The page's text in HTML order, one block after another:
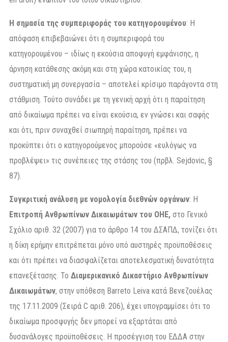
Η σημασία της συμπεριφοράς του κατηγορουμένου: Η
απόφαση επιβεβαιώνει ότι η συμπεριφορά του
κατηγορουμένου – ιδίως η εκούσια αποφυγή εμφάνισης, η
άρνηση κατάθεσης ακόμη και στη χώρα κατοικίας του, η
συστηματική μη συνεργασία – αποτελεί κρίσιμο παράγοντα στη
στάθμιση. Τούτο συνάδει με τη γενική αρχή ότι η παραίτηση
από δικαίωμα πρέπει να είναι εκούσια, εν γνώσει και σαφής
και ότι, πριν συναχθεί σιωπηρή παραίτηση, πρέπει να
προκύπτει ότι ο κατηγορούμενος μπορούσε «ευλόγως να
προβλέψει» τις συνέπειες της στάσης του (πρβλ. Sejdovic, §
87).
Συγκριτική ανάλυση με νομολογία διεθνών οργάνων: Η
Επιτροπή Ανθρωπίνων Δικαιωμάτων του ΟΗΕ, στο Γενικό
Σχόλιο αριθ. 32 (2007) για το άρθρο 14 του ΔΣΑΠΔ, τονίζει ότι
η δίκη ερήμην επιτρέπεται μόνο υπό αυστηρές προϋποθέσεις
και ότι πρέπει να διασφαλίζεται αποτελεσματική δυνατότητα
επανεξέτασης. Το Διαμερικανικό Δικαστήριο Ανθρωπίνων
Δικαιωμάτων, στην υπόθεση Barreto Leiva κατά Βενεζουέλας
της 17.11.2009 (Σειρά C αριθ. 206), έχει υπογραμμίσει ότι το
δικαίωμα προσφυγής δεν μπορεί να εξαρτάται από
δυσανάλογες προϋποθέσεις. Η προσέγγιση του ΕΔΔΑ στην